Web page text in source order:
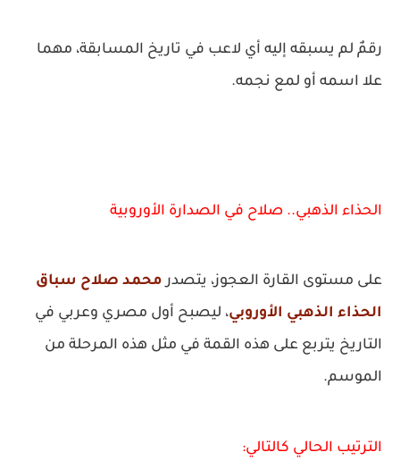
رقمٌ لم يسبقه إليه أي لاعب في تاريخ المسابقة، مهما
علا اسمه أو لمع نجمه.
الحذاء الذهبي.. صلاح في الصدارة الأوروبية
على مستوى القارة العجوز، يتصدر محمد صلاح سباق
الحذاء الذهبي الأوروبي، ليصبح أول مصري وعربي في
التاريخ يتربع على هذه القمة في مثل هذه المرحلة من
الموسم.
الترتيب الحالي كالتالي: